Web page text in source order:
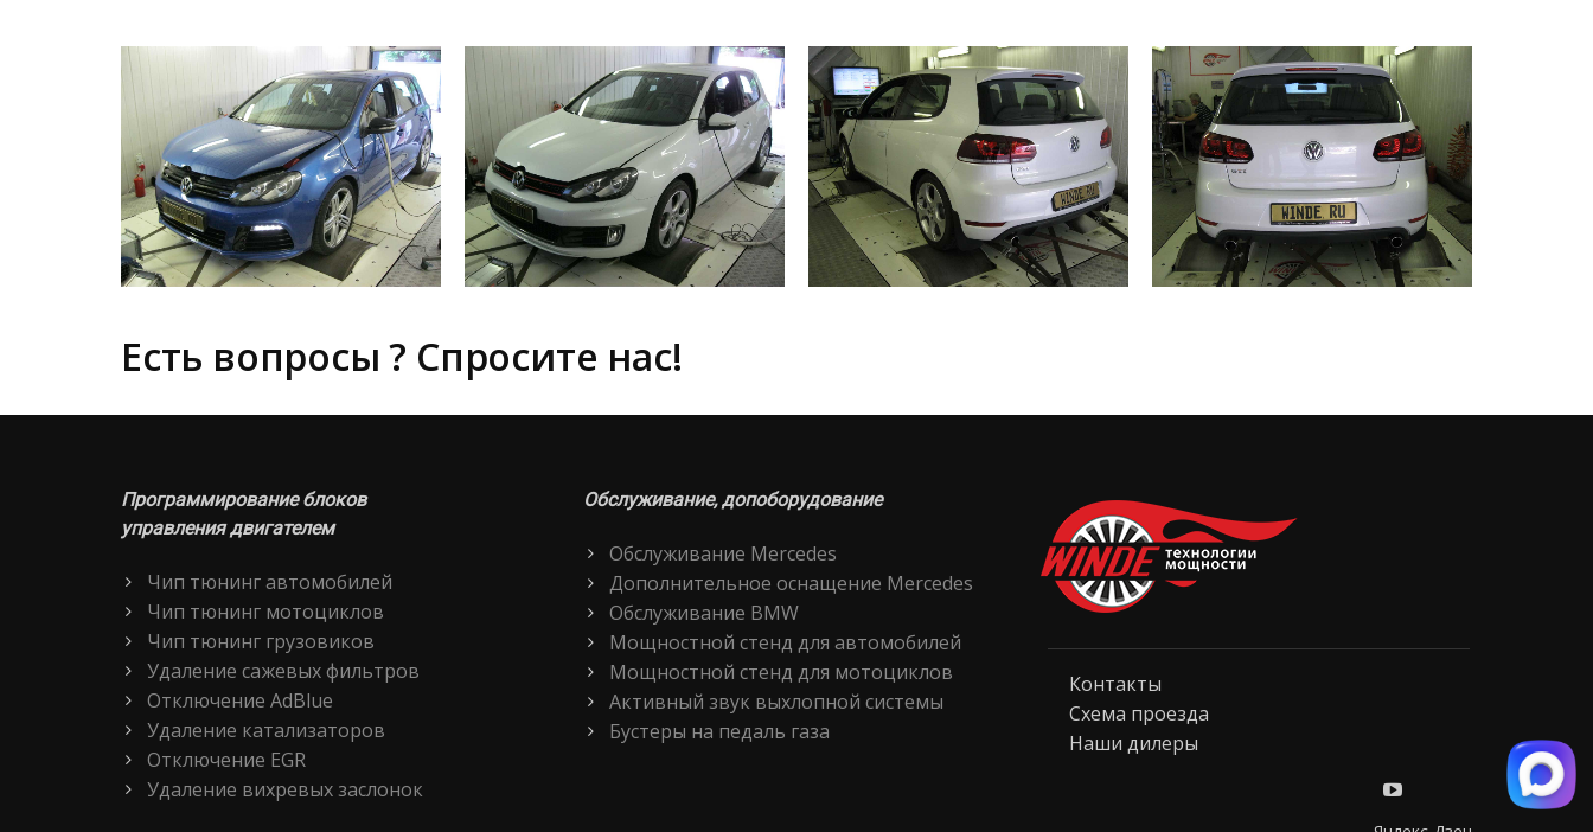
Есть вопросы ? Спросите нас!
Программирование блоков
управления двигателем
Чип тюнинг автомобилей
Чип тюнинг мотоциклов
Чип тюнинг грузовиков
Удаление сажевых фильтров
Отключение AdBlue
Удаление катализаторов
Отключение EGR
Удаление вихревых заслонок
Обслуживание, допоборудование
Обслуживание Mercedes
Дополнительное оснащение Mercedes
Обслуживание BMW
Мощностной стенд для автомобилей
Мощностной стенд для мотоциклов
Активный звук выхлопной системы
Бустеры на педаль газа
Контакты
Схема проезда
Наши дилеры